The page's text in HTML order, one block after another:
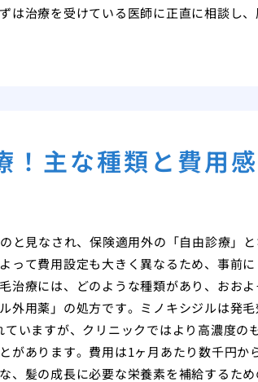
は治療を受けている医師に正直に相談し
！主な種類と費用感
見なされ、保険適用外の「自由診療」と
って費用設定も大きく異なるため、事前に
治療には、どのような種類があり、おお
外用薬」の処方です。ミノキシジルは発
いますが、クリニックではより高濃度の
があります。費用は1ヶ月あたり数千円か
、髪の成長に必要な栄養素を補給するた